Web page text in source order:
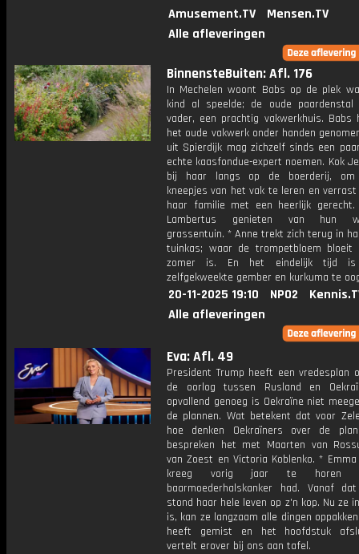
Amusement.TV
Mensen.TV
Alle afleveringen
BinnensteBuiten: Afl. 176
In Mechelen woont Babs op de plek
kind al speelde; de oude paardenstal
vader, een prachtig vakwerkhuis. Babs
het oude vakwerk onder handen
uit Spierdijk mag zichzelf sinds een
echte kaasfondue-expert noemen. Kok
bij haar langs op de boerderij,
kneepjes van het vak te leren en
haar familie met een heerlijk
Lambertus genieten van hun
grassentuin. * Anne trekt zich terug in
tuinkas; waar de trompetbloem
zomer is. En het eindelijk tijd
zelfgekweekte gember en kurkuma te
20-11-2025 19:10 NPO2
Alle afleveringen
Eva: Afl. 49
President Trump heeft een vredesplan
de oorlog tussen Rusland en
opvallend genoeg is Oekraïne niet
de plannen. Wat betekent dat voor
hoe denken Oekraïners over de
bespreken het met Maarten van
van Zoest en Victoria Koblenko. *
kreeg vorig jaar te horen
baarmoederhalskanker had. Vanaf
stond haar hele leven op z'n kop. Nu ze
is, kan ze langzaam alle dingen
heeft gemist en het hoofdstuk
vertelt erover bij ons aan tafel.